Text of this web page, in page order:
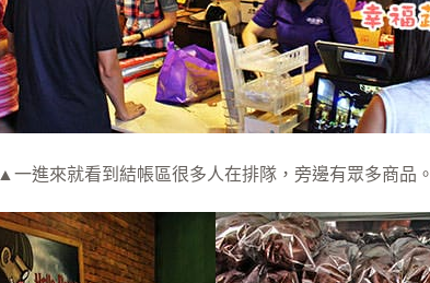
▲一進來就看到結帳區很多人在排隊，旁邊有眾多商品。